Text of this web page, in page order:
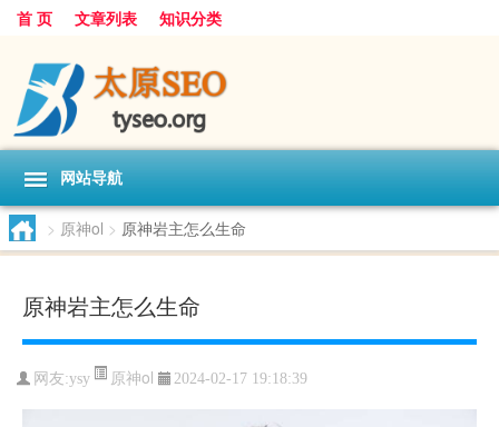
首 页 文章列表 知识分类
网站导航
> 原神ol > 原神岩主怎么生命
原神岩主怎么生命
网友:ysy 原神ol 2024-02-17 19:18:39